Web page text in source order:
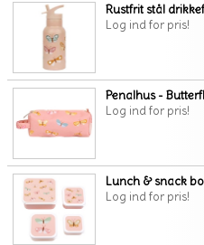
Rustfrit stål
Log ind for pris!
Penalhus -
Log ind for pris!
Lunch & snack
Log ind for pris!